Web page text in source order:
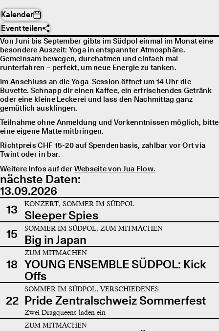
Kalender
Event teilen
Von Juni bis September gibts im Südpol einmal im Monat eine
besondere Auszeit: Yoga in entspannter Atmosphäre.
Gemeinsam bewegen, durchatmen und einfach mal
runterfahren – perfekt, um neue Energie zu tanken.
Im Anschluss an die Yoga-Session öffnet um 14 Uhr die
Buvette. Schnapp dir einen Kaffee, ein erfrischendes Getränk
oder eine kleine Leckerei und lass den Nachmittag ganz
gemütlich ausklingen.
Teilnahme ohne Anmeldung und Vorkenntnissen möglich, bitte
eine eigene Matte mitbringen.
Richtpreis CHF 15-20 auf Spendenbasis, zahlbar vor Ort via
Twint oder in bar.
Weitere Infos auf der Webseite von Jua Flow.
nächste Daten:
13.09.2026
13
KONZERT, SOMMER IM SÜDPOL
Sleeper Spies
15
SOMMER IM SÜDPOL, ZUM MITMACHEN
Big in Japan
18
ZUM MITMACHEN
YOUNG ENSEMBLE SÜDPOL: Kick
Offs
22
SOMMER IM SÜDPOL, VERSCHIEDENES
Pride Zentralschweiz Sommerfest
Zwei Dragqueens laden ein
ZUM MITMACHEN